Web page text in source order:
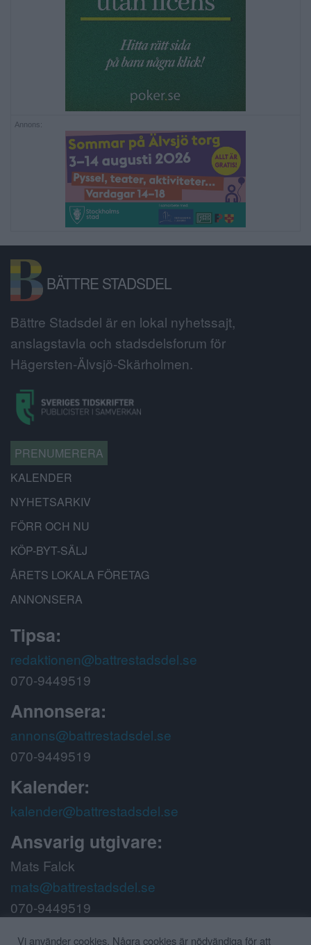
Annons:
BÄTTRE STADSDEL
Bättre Stadsdel är en lokal nyhetssajt,
anslagstavla och stadsdelsforum för
Hägersten-Älvsjö-Skärholmen.
PRENUMERERA
KALENDER
NYHETSARKIV
FÖRR OCH NU
KÖP-BYT-SÄLJ
ÅRETS LOKALA FÖRETAG
ANNONSERA
Tipsa:
redaktionen@battrestadsdel.se
070-9449519
Annonsera:
annons@battrestadsdel.se
070-9449519
Kalender:
kalender@battrestadsdel.se
Ansvarig utgivare:
Mats Falck
mats@battrestadsdel.se
070-9449519
Vi använder cookies. Några cookies är nödvändiga för att